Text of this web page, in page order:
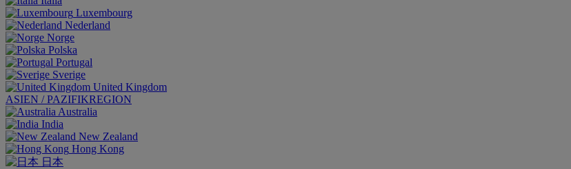
Luxembourg
Nederland
Norge
Polska
Portugal
Sverige
United Kingdom
ASIEN / PAZIFIKREGION
Australia
India
New Zealand
Hong Kong
日本